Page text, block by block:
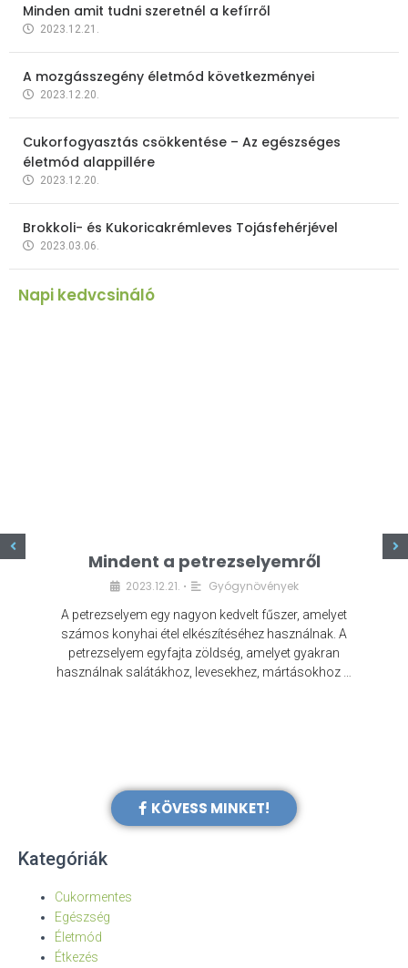
Minden amit tudni szeretnél a kefírről
2023.12.21.
A mozgásszegény életmód következményei
2023.12.20.
Cukorfogyasztás csökkentése – Az egészséges
életmód alappillére
2023.12.20.
Brokkoli- és Kukoricakrémleves Tojásfehérjével
2023.03.06.
Napi kedvcsináló
Mindent a petrezselyemről
2023.12.21. • Gyógynövények
A petrezselyem egy nagyon kedvelt fűszer, amelyet
számos konyhai étel elkészítéséhez használnak. A
petrezselyem egyfajta zöldség, amelyet gyakran
használnak salátákhoz, levesekhez, mártásokhoz …
KÖVESS MINKET!
Kategóriák
Cukormentes
Egészség
Életmód
Étkezés